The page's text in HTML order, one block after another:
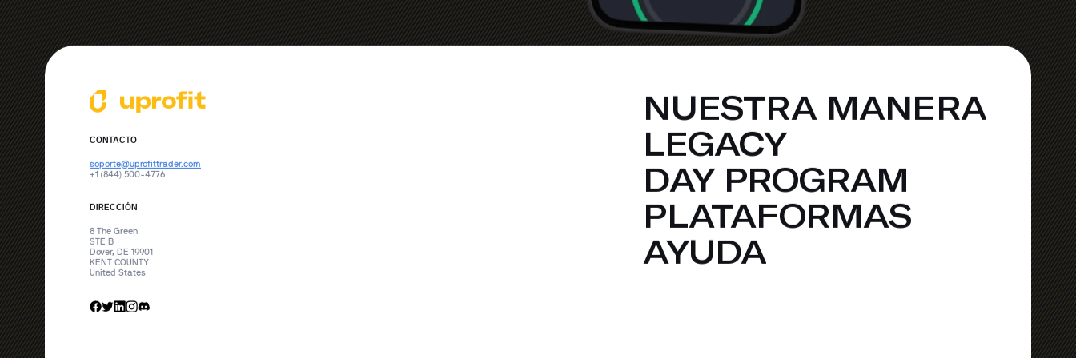
CONTACTO
soporte@uprofittrader.com
+1 (844) 500-4776
DIRECCIÓN
8 The Green
STE B
Dover, DE 19901
KENT COUNTY
United States
NUESTRA MANERA
LEGACY
DAY PROGRAM
PLATAFORMAS
AYUDA